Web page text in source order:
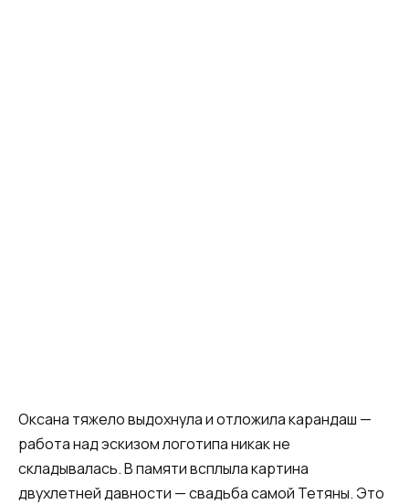
Оксана тяжело выдохнула и отложила карандаш —
работа над эскизом логотипа никак не
складывалась. В памяти всплыла картина
двухлетней давности — свадьба самой Тетяны. Это